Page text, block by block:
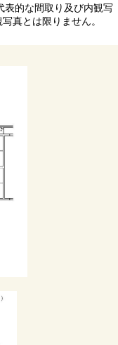
表的な間取り及び内観写
真とは限りません。